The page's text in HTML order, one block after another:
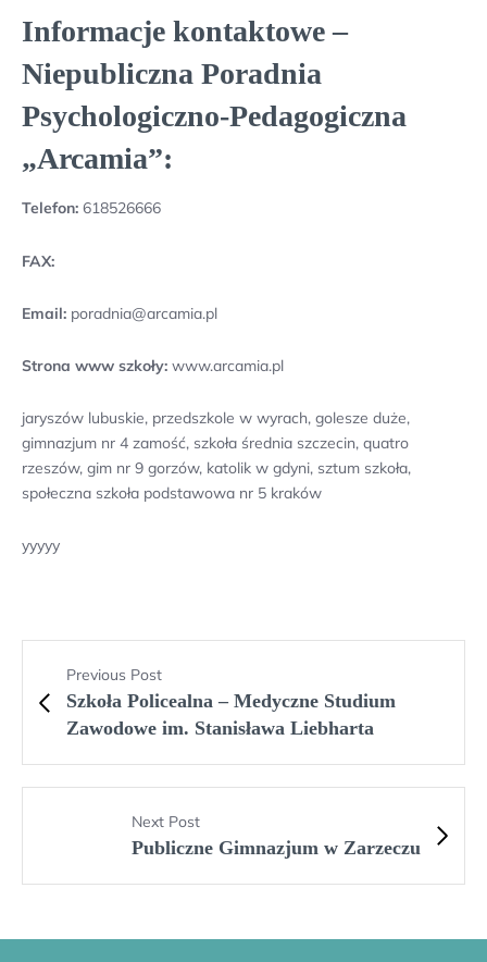
Informacje kontaktowe –
Niepubliczna Poradnia
Psychologiczno-Pedagogiczna
„Arcamia”:
Telefon: 618526666
FAX:
Email: poradnia@arcamia.pl
Strona www szkoły: www.arcamia.pl
jaryszów lubuskie, przedszkole w wyrach, golesze duże,
gimnazjum nr 4 zamość, szkoła średnia szczecin, quatro
rzeszów, gim nr 9 gorzów, katolik w gdyni, sztum szkoła,
społeczna szkoła podstawowa nr 5 kraków
yyyyy
Previous Post
Szkoła Policealna – Medyczne Studium
Zawodowe im. Stanisława Liebharta
Next Post
Publiczne Gimnazjum w Zarzeczu